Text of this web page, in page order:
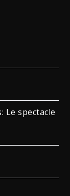
Le spectacle